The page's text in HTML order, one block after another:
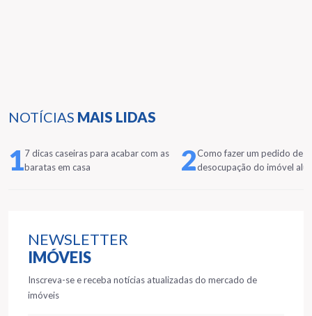
NOTÍCIAS MAIS LIDAS
17 dicas caseiras para acabar com as
baratas em casa
2Como fazer um pedido de
desocupação do imóvel
NEWSLETTER
IMÓVEIS
Inscreva-se e receba notícias atualizadas do mercado de
imóveis